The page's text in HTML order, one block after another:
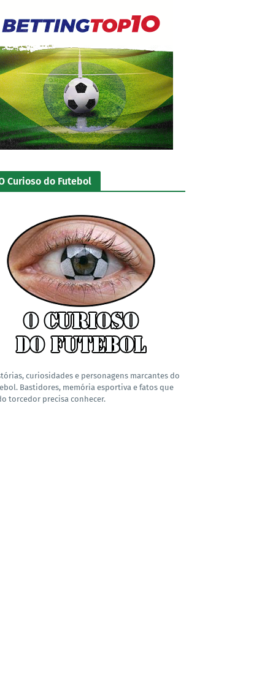
Curioso do Futebol
curiosidades e personagens marcantes do
Bastidores, memória esportiva e fatos que
torcedor precisa conhecer.